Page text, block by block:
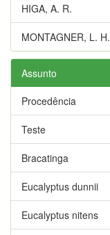
HIGA, A. R.
MONTAGNER, L. H.
Assunto
Procedência
Teste
Bracatinga
Eucalyptus dunnii
Eucalyptus nitens